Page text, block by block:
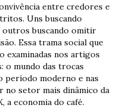
entre credores e
Uns buscando
outros buscando omitir
Essa trama social que
examinadas nos artigos
o mundo das trocas
período moderno e nas
no setor mais dinâmico da
a economia do café.